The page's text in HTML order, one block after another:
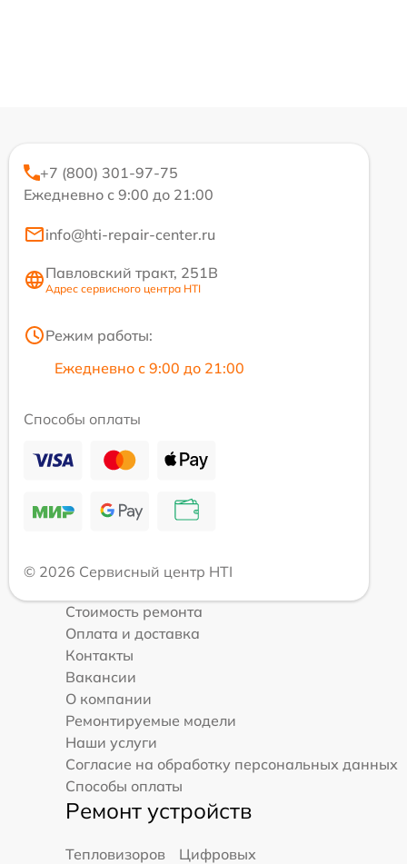
+7 (800) 301-97-75
Ежедневно с 9:00 до 21:00
info@hti-repair-center.ru
Павловский тракт, 251В
Адрес сервисного центра HTI
Режим работы:
Ежедневно с 9:00 до 21:00
Способы оплаты
© 2026 Сервисный центр HTI
Стоимость ремонта
Оплата и доставка
Контакты
Вакансии
О компании
Ремонтируемые модели
Наши услуги
Согласие на обработку персональных данных
Способы оплаты
Ремонт устройств
Тепловизоров
Цифровых